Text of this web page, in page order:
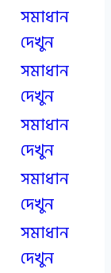
সমাধান
দেখুন
সমাধান
দেখুন
সমাধান
দেখুন
সমাধান
দেখুন
সমাধান
দেখুন